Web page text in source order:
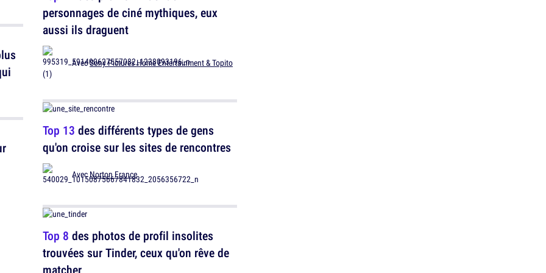
personnages de ciné mythiques, eux
aussi ils draguent
AvecSony Pictures Home Entertainment & Topito
Top 13 des différents types de gens
qu'on croise sur les sites de rencontres
AvecNorton France
Top 8 des photos de profil insolites
trouvées sur Tinder, ceux qu'on rêve de
matcher